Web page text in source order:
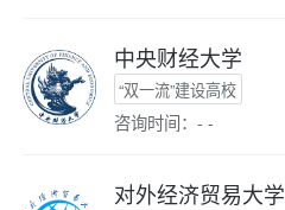
中央财经大学
“双一流”建设高校
咨询时间：- -
对外经济贸易大学